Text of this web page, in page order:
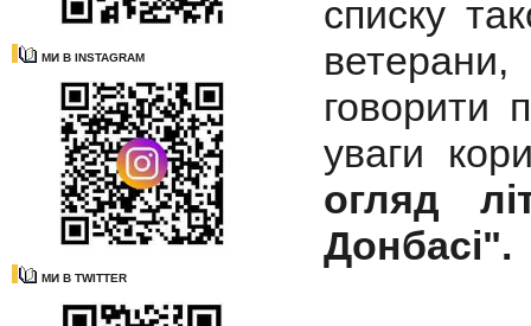
МИ В INSTAGRAM
МИ В TWITTER
списку
ветерани,
говорити
уваги
огляд
Донбасі".